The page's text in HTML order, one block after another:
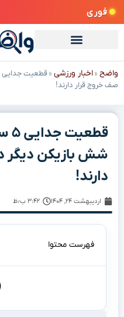
فوری
واضح »اخبار ورزشی »
صف خروج قرار دارند!
شش بازیکن دیگر
دارند!
اردیبهشت ۲۴, ۱۴۰۴ ۳:۴۲ ب٫ظ
فهرست محتوا